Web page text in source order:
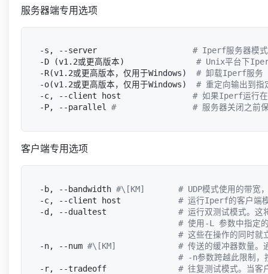
服务器端专用选项
-s, --server # Iperf服务器模式
-D (v1.2或更高版本) # Unix平台下
-R(v1.2或更高版本，仅用于Windows) # 卸载Iperf服务
-o(v1.2或更高版本，仅用于Windows) # 重定向输出到指
-c, --client host # 如果Iperf运行在
-P, --parallel #                # 服务器关闭之前保持的
客户端专用选项
-b, --bandwidth #\[KM]       # UDP模式使用的带宽
-c, --client host # 运行Iperf的客户端
-d, --dualtest # 运行双测试模式。这
# 使用-L 参数中指定的
# 这些在操作的同时就
-n, --num #\[KM]             # 传送的缓冲器数量。通
# -n参数跨越此限制，
-r, --tradeoff # 往复测试模式。当客